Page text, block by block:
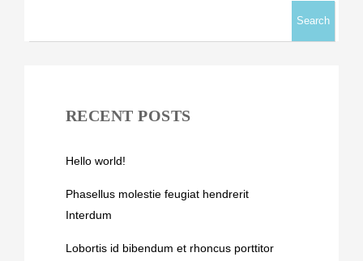
Search
RECENT POSTS
Hello world!
Phasellus molestie feugiat hendrerit
Interdum
Lobortis id bibendum et rhoncus porttitor